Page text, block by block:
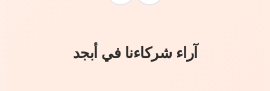
آراء شركاءنا في أبجد